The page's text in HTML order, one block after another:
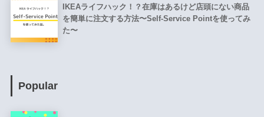
IKEAライフハック！？在庫はあるけど店頭にない商品
を簡単に注文する方法〜Self-Service Pointを使ってみ
た〜
Popular